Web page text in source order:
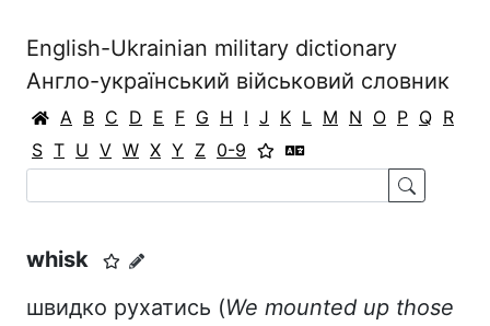
English-Ukrainian military dictionary
Англо-український військовий словник
A B C D E F G H I J K L M N O P Q R
S T U V W X Y Z 0-9
whisk
швидко рухатись (We mounted up those